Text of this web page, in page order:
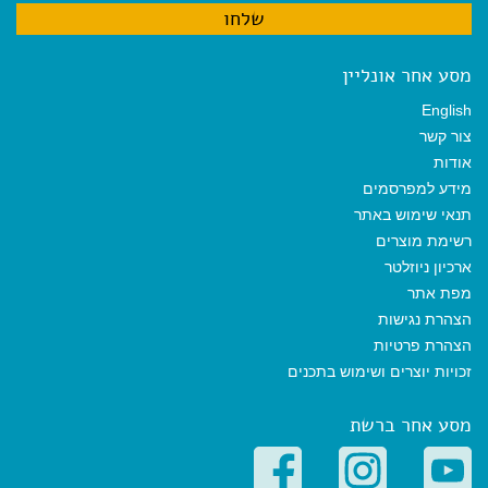
מסע אחר אונליין
English
צור קשר
אודות
מידע למפרסמים
תנאי שימוש באתר
רשימת מוצרים
ארכיון ניוזלטר
מפת אתר
הצהרת נגישות
הצהרת פרטיות
זכויות יוצרים ושימוש בתכנים
מסע אחר ברשת